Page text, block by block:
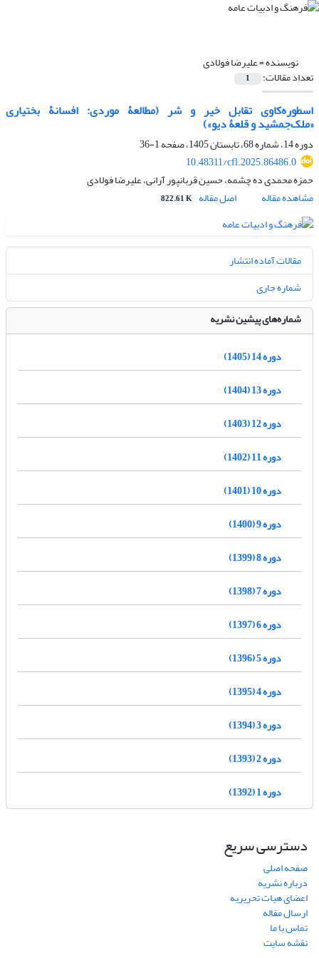
نویسنده =علیرضا فولادی
تعداد مقالات: 1
اسطوره‌کاوی تقابل خیر و شر (مطالعۀ موردی: افسانۀ بختیاری
«ملک‌جمشید و قلعۀ دیو»)
دوره 14، شماره 68، تابستان 1405، صفحه
1-36
10.48311/cfl.2025.86486.0
حمزه محمدی ده چشمه، حسین قربانپور آرانی، علیرضا فولادی
مشاهده مقاله
اصل مقاله 822.61 K
مقالات آماده انتشار
شماره جاری
شماره‌های پیشین نشریه
دوره 14 (1405)
دوره 13 (1404)
دوره 12 (1403)
دوره 11 (1402)
دوره 10 (1401)
دوره 9 (1400)
دوره 8 (1399)
دوره 7 (1398)
دوره 6 (1397)
دوره 5 (1396)
دوره 4 (1395)
دوره 3 (1394)
دوره 2 (1393)
دوره 1 (1392)
دسترسی سریع
صفحه اصلی
درباره نشریه
اعضای هیات تحریریه
ارسال مقاله
تماس با ما
نقشه سایت